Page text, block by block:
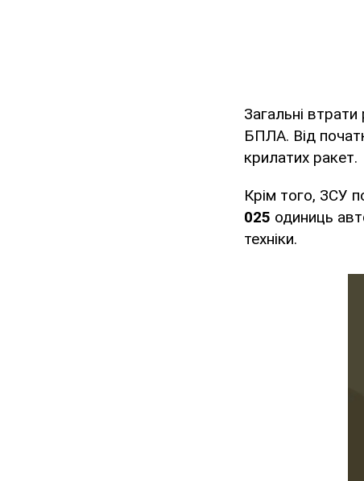
Загальні
БПЛА. Від
крилатих ракет.
Крім того, ЗСУ
025 одиниць
техніки.